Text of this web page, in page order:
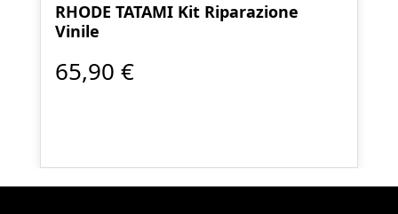
RHODE TATAMI Kit Riparazione
Vinile
65,90 €